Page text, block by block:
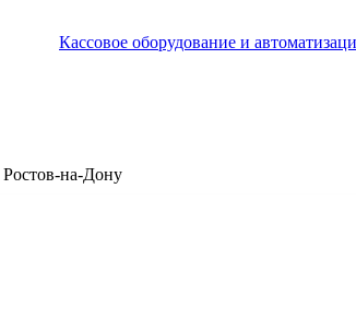
Кассовое оборудование и
​Ростов-на-Дону